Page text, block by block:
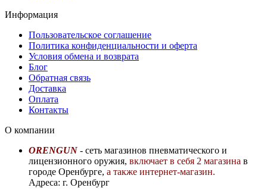
Информация
Пользовательское соглашение
Политика конфиденциальности и оферта
Условия обмена и возврата
Блог
Обратная связь
Доставка
Оплата
Контакты
О компании
ORENGUN - сеть магазинов пневматического и
лицензионного оружия, включает в себя 2 магазина в
городе Оренбурге, а также интернет-магазин.
Адреса: г. Оренбург